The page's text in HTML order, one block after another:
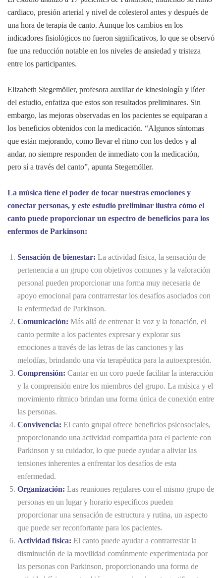
cardiaco, presión arterial y nivel de colesterol antes y después de
una hora de terapia de canto. Aunque los cambios en los
indicadores fisiológicos no fueron significativos, lo que se observó
fue una reducción notable en los niveles de ansiedad y tristeza
entre los participantes.
Elizabeth Stegemöller, profesora auxiliar de kinesiología y líder
del estudio, enfatiza que estos son resultados preliminares. Sin
embargo, las mejoras observadas en los pacientes se equiparan a
los beneficios obtenidos con la medicación. “Algunos síntomas
que están mejorando, como llevar el ritmo con los dedos y al
andar, no siempre responden de inmediato con la medicación,
pero sí a través del canto”, apunta Stegemöller.
La música tiene el poder de tocar nuestras emociones y
conectar personas, y este estudio preliminar ilustra cómo el
canto puede proporcionar un espectro de beneficios para los
enfermos de Parkinson:
Sensación de bienestar: La actividad física, la sensación de
pertenencia a un grupo con objetivos comunes y la valoración
personal pueden proporcionar una forma muy necesaria de
apoyo emocional para contrarrestar los desafíos asociados con
la enfermedad de Parkinson.
Comunicación: Más allá de entrenar la voz y la fonación, el
canto permite a los pacientes expresar y explorar sus
emociones a través de las letras de las canciones y las
melodías, brindando una vía terapéutica para la autoexpresión.
Comprensión: Cantar en un coro puede facilitar la interacción
y la comprensión entre los miembros del grupo. La música y el
movimiento rítmico brindan una forma única de conexión entre
las personas.
Convivencia: El canto grupal ofrece beneficios psicosociales,
proporcionando una actividad compartida para el paciente con
Parkinson y su cuidador, lo que puede ayudar a aliviar las
tensiones inherentes a enfrentar los desafíos de esta
enfermedad.
Organización: Las reuniones regulares con el mismo grupo de
personas en un lugar y horario específicos pueden
proporcionar una sensación de estructura y rutina, un aspecto
que puede ser reconfortante para los pacientes.
Actividad física: El canto puede ayudar a contrarrestar la
disminución de la movilidad comúnmente experimentada por
las personas con Parkinson, proporcionando una forma de